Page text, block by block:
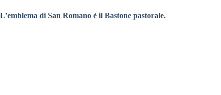
L’emblema di San Romano è il Bastone pastorale.